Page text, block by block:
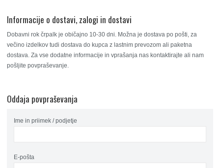
Informacije o dostavi, zalogi in dostavi
Dobavni rok črpalk je običajno 10-30 dni. Možna je dostava po pošti, za
večino izdelkov tudi dostava do kupca z lastnim prevozom ali paketna
dostava. Za vse dodatne informacije in vprašanja nas kontaktirajte ali nam
pošljite povpraševanje.
Oddaja povpraševanja
Ime in priimek / podjetje
E-pošta